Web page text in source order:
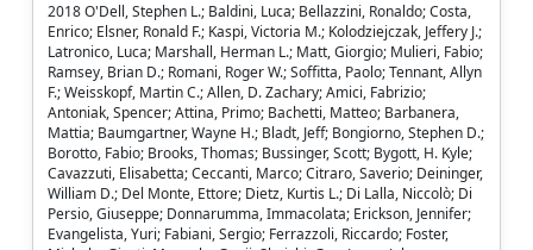
2018 O'Dell, Stephen L.; Baldini, Luca; Bellazzini, Ronaldo; Costa,
Enrico; Elsner, Ronald F.; Kaspi, Victoria M.; Kolodziejczak, Jeffery J.;
Latronico, Luca; Marshall, Herman L.; Matt, Giorgio; Mulieri, Fabio;
Ramsey, Brian D.; Romani, Roger W.; Soffitta, Paolo; Tennant, Allyn
F.; Weisskopf, Martin C.; Allen, D. Zachary; Amici, Fabrizio;
Antoniak, Spencer; Attina, Primo; Bachetti, Matteo; Barbanera,
Mattia; Baumgartner, Wayne H.; Bladt, Jeff; Bongiorno, Stephen D.;
Borotto, Fabio; Brooks, Thomas; Bussinger, Scott; Bygott, H. Kyle;
Cavazzuti, Elisabetta; Ceccanti, Marco; Citraro, Saverio; Deininger,
William D.; Del Monte, Ettore; Dietz, Kurtis L.; Di Lalla, Niccolò; Di
Persio, Giuseppe; Donnarumma, Immacolata; Erickson, Jennifer;
Evangelista, Yuri; Fabiani, Sergio; Ferrazzoli, Riccardo; Foster,